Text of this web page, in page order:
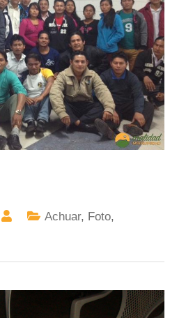
Achuar, Foto,